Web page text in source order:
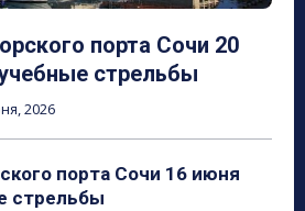
порта Сочи 20
стрельбы
2026
порта Сочи 16 июня
стрельбы